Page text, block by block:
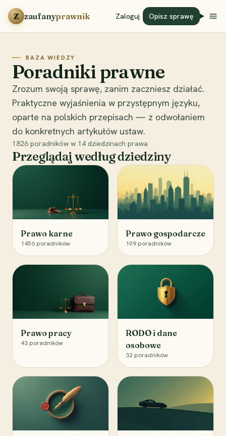
Przejdź do treści
Z zaufanyprawnik Zaloguj Opisz sprawę
BAZA WIEDZY
Poradniki prawne
Zrozum swoją sprawę, zanim zaczniesz działać.
Praktyczne wyjaśnienia w przystępnym języku,
oparte na polskich przepisach — z odwołaniem
do konkretnych artykułów ustaw.
1826 poradników w 14 dziedzinach prawa
Przeglądaj według dziedziny
Prawo karne
1456 poradników
Prawo gospodarcze
109 poradników
Prawo pracy
43 poradników
RODO i dane
osobowe
32 poradników